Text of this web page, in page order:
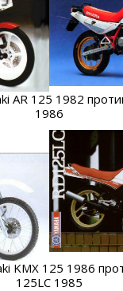
AR 125 1982
1986
KMX 125 1986
125LC 1985